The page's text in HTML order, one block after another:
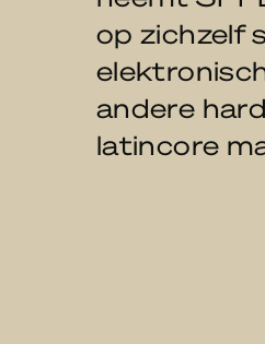
op zichzelf
andere
latincore